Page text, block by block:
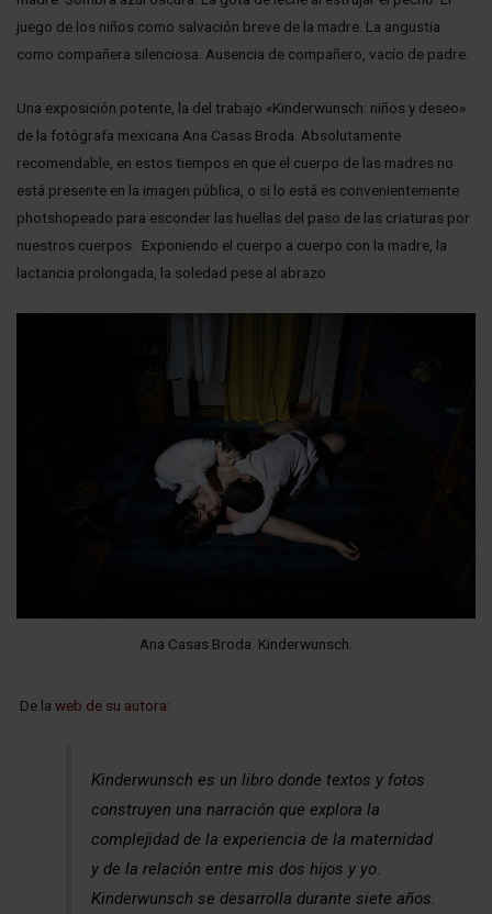
juego de los niños como salvación breve de la madre. La angustia
como compañera silenciosa. Ausencia de compañero, vacío de padre.
Una exposición potente, la del trabajo «Kinderwunsch: niños y deseo»
de la fotógrafa mexicana Ana Casas Broda. Absolutamente
recomendable, en estos tiempos en que el cuerpo de las madres no
está presente en la imagen pública, o si lo está es convenientemente
photshopeado para esconder las huellas del paso de las criaturas por
nuestros cuerpos. Exponiendo el cuerpo a cuerpo con la madre, la
lactancia prolongada, la soledad pese al abrazo.
Ana Casas Broda. Kinderwunsch.
De la web de su autora:
Kinderwunsch es un libro donde textos y fotos
construyen una narración que explora la
complejidad de la experiencia de la maternidad
y de la relación entre mis dos hijos y yo.
Kinderwunsch se desarrolla durante siete años.